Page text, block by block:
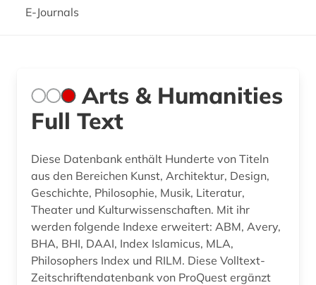
E-Journals
Arts & Humanities
Full Text
Diese Datenbank enthält Hunderte von Titeln
aus den Bereichen Kunst, Architektur, Design,
Geschichte, Philosophie, Musik, Literatur,
Theater und Kulturwissenschaften. Mit ihr
werden folgende Indexe erweitert: ABM, Avery,
BHA, BHI, DAAI, Index Islamicus, MLA,
Philosophers Index und RILM. Diese Volltext-
Zeitschriftendatenbank von ProQuest ergänzt